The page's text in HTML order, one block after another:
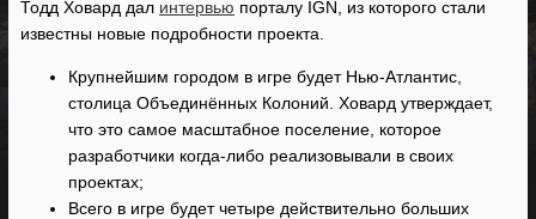
Тодд Ховард дал интервью порталу IGN, из которого стали
известны новые подробности проекта.
Крупнейшим городом в игре будет Нью-Атлантис,
столица Объединённых Колоний. Ховард утверждает,
что это самое масштабное поселение, которое
разработчики когда-либо реализовывали в своих
проектах;
Всего в игре будет четыре действительно больших